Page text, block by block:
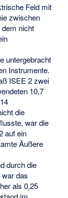
Feld mit
zwischen
dem nicht
untergebracht
Instrumente.
ISEE 2 zwei
10,7
die
war die
auf ein
Äußere
durch die
das
als 0,25